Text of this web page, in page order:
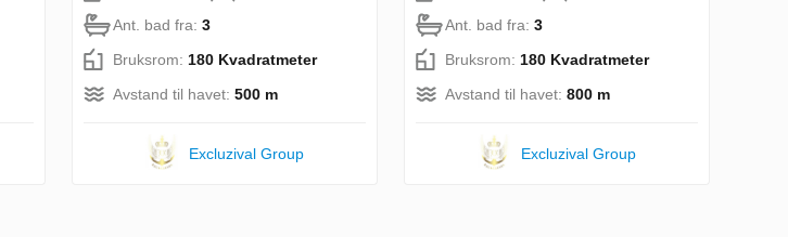
Ant. bad fra: 3
Bruksrom: 180 Kvadratmeter
Avstand til havet: 500 m
Excluzival Group
Ant. bad fra: 3
Bruksrom: 180 Kvadratmeter
Avstand til havet: 800 m
Excluzival Group